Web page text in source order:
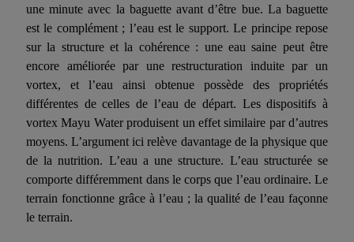
une minute avec la baguette avant d’être bue. La baguette
est le complément ; l’eau est le support. Le principe repose
sur la structure et la cohérence : une eau saine peut être
encore améliorée par une restructuration induite par un
vortex, et l’eau ainsi obtenue possède des propriétés
différentes de celles de l’eau de départ. Les dispositifs à
vortex Mayu Water produisent un effet similaire par d’autres
moyens. L’argument ici relève davantage de la physique que
de la nutrition. L’eau a une structure. L’eau structurée se
comporte différemment dans le corps que l’eau ordinaire. Le
terrain fonctionne grâce à l’eau ; la qualité de l’eau façonne
le terrain.